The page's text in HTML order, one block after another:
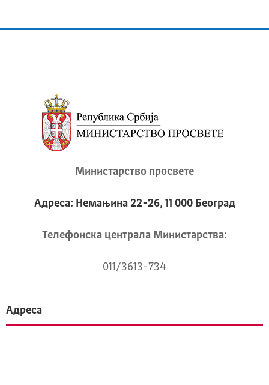
Министарство просвете
Адреса: Немањина 22-26, 11 000 Београд
Телeфонска централа Mинистарства:
011/3613-734
Адреса